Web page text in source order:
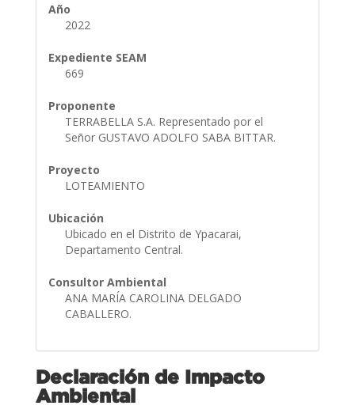
Año
2022
Expediente SEAM
669
Proponente
TERRABELLA S.A. Representado por el
Señor GUSTAVO ADOLFO SABA BITTAR.
Proyecto
LOTEAMIENTO
Ubicación
Ubicado en el Distrito de Ypacarai,
Departamento Central.
Consultor Ambiental
ANA MARÍA CAROLINA DELGADO
CABALLERO.
Declaración de Impacto
Ambiental